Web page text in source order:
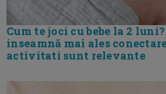
Cum te joci cu bebe la 2
inseamnă mai ales
activitati sunt relevante